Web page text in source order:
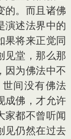
的。而且诸佛
演述法界中的
果将来正觉同
见堂，那么那
因为佛法中不
间没有佛法
成佛，才允许
家都不曾听闻
见仍然在过去